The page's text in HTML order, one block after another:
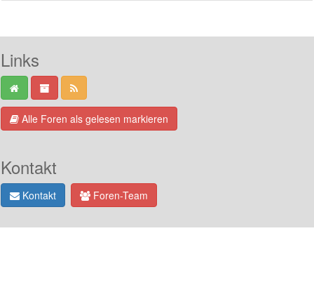
Links
Alle Foren als gelesen markieren
Kontakt
Kontakt Foren-Team